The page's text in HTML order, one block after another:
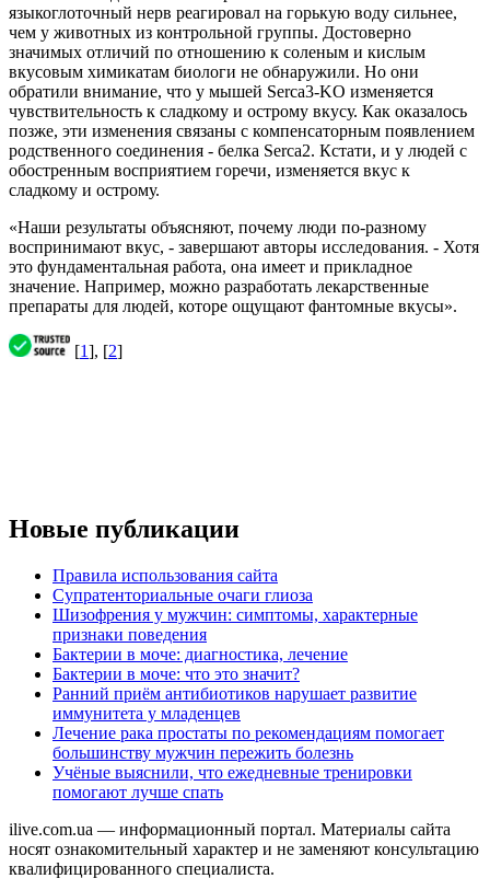
языкоглоточный нерв реагировал на горькую воду сильнее,
чем у животных из контрольной группы. Достоверно
значимых отличий по отношению к соленым и кислым
вкусовым химикатам биологи не обнаружили. Но они
обратили внимание, что у мышей Serca3-KO изменяется
чувствительность к сладкому и острому вкусу. Как оказалось
позже, эти изменения связаны с компенсаторным появлением
родственного соединения - белка Serca2. Кстати, и у людей с
обостренным восприятием горечи, изменяется вкус к
сладкому и острому.
«Наши результаты объясняют, почему люди по-разному
воспринимают вкус, - завершают авторы исследования. - Хотя
это фундаментальная работа, она имеет и прикладное
значение. Например, можно разработать лекарственные
препараты для людей, которе ощущают фантомные вкусы».
[1], [2]
Новые публикации
Правила использования сайта
Супратенториальные очаги глиоза
Шизофрения у мужчин: симптомы, характерные
признаки поведения
Бактерии в моче: диагностика, лечение
Бактерии в моче: что это значит?
Ранний приём антибиотиков нарушает развитие
иммунитета у младенцев
Лечение рака простаты по рекомендациям помогает
большинству мужчин пережить болезнь
Учёные выяснили, что ежедневные тренировки
помогают лучше спать
ilive.com.ua — информационный портал. Материалы сайта
носят ознакомительный характер и не заменяют консультацию
квалифицированного специалиста.